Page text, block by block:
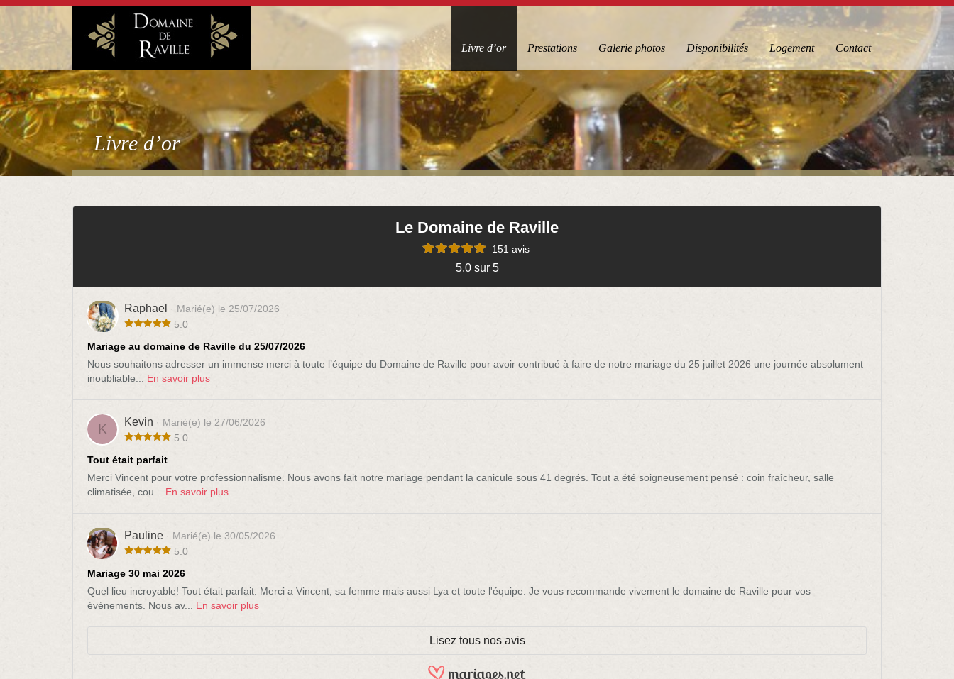
Livre d’or Prestations Galerie photos Disponibilités Logement Contact
Livre d’or
Le Domaine de Raville
151 avis
5.0 sur 5
Raphael · Marié(e) le 25/07/2026
5.0
Mariage au domaine de Raville du 25/07/2026
Nous souhaitons adresser un immense merci à toute l’équipe du Domaine de Raville pour avoir contribué à faire de notre mariage du 25 juillet 2026 une journée absolument
inoubliable... En savoir plus
K Kevin · Marié(e) le 27/06/2026
5.0
Tout était parfait
Merci Vincent pour votre professionnalisme. Nous avons fait notre mariage pendant la canicule sous 41 degrés. Tout a été soigneusement pensé : coin fraîcheur, salle
climatisée, cou... En savoir plus
Pauline · Marié(e) le 30/05/2026
5.0
Mariage 30 mai 2026
Quel lieu incroyable! Tout était parfait. Merci a Vincent, sa femme mais aussi Lya et toute l'équipe. Je vous recommande vivement le domaine de Raville pour vos
événements. Nous av... En savoir plus
Lisez tous nos avis